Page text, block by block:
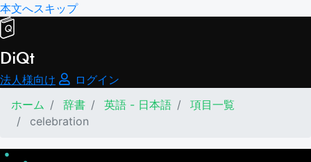
本文へスキップ
DiQt
法人様向け
ログイン
ホーム
辞書 英語 - 日本語
項目一覧
celebration